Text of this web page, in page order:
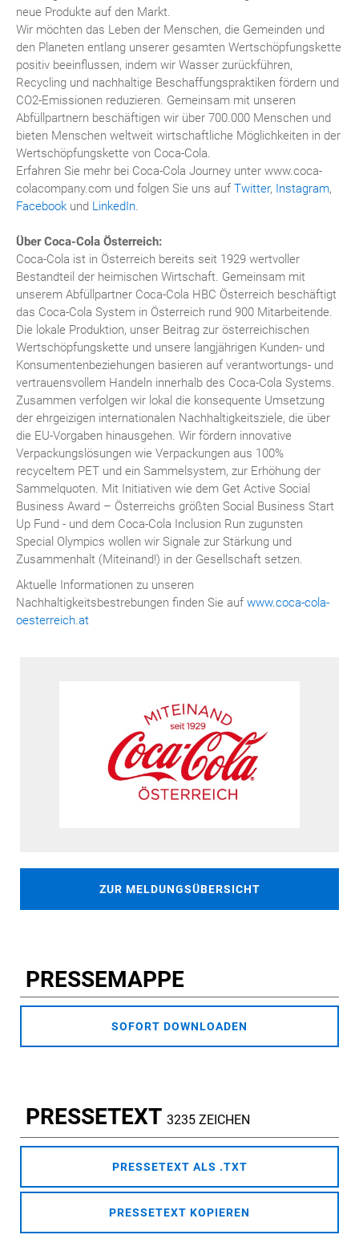
neue Produkte auf den Markt.
Wir möchten das Leben der Menschen, die Gemeinden und
den Planeten entlang unserer gesamten Wertschöpfungskette
positiv beeinflussen, indem wir Wasser zurückführen,
Recycling und nachhaltige Beschaffungspraktiken fördern und
CO2-Emissionen reduzieren. Gemeinsam mit unseren
Abfüllpartnern beschäftigen wir über 700.000 Menschen und
bieten Menschen weltweit wirtschaftliche Möglichkeiten in der
Wertschöpfungskette von Coca-Cola.
Erfahren Sie mehr bei Coca-Cola Journey unter www.coca-
colacompany.com und folgen Sie uns auf Twitter, Instagram,
Facebook und LinkedIn.
Über Coca-Cola Österreich:
Coca-Cola ist in Österreich bereits seit 1929 wertvoller
Bestandteil der heimischen Wirtschaft. Gemeinsam mit
unserem Abfüllpartner Coca-Cola HBC Österreich beschäftigt
das Coca-Cola System in Österreich rund 900 Mitarbeitende.
Die lokale Produktion, unser Beitrag zur österreichischen
Wertschöpfungskette und unsere langjährigen Kunden- und
Konsumentenbeziehungen basieren auf verantwortungs- und
vertrauensvollem Handeln innerhalb des Coca-Cola Systems.
Zusammen verfolgen wir lokal die konsequente Umsetzung
der ehrgeizigen internationalen Nachhaltigkeitsziele, die über
die EU-Vorgaben hinausgehen. Wir fördern innovative
Verpackungslösungen wie Verpackungen aus 100%
recyceltem PET und ein Sammelsystem, zur Erhöhung der
Sammelquoten. Mit Initiativen wie dem Get Active Social
Business Award – Österreichs größten Social Business Start
Up Fund - und dem Coca-Cola Inclusion Run zugunsten
Special Olympics wollen wir Signale zur Stärkung und
Zusammenhalt (Miteinand!) in der Gesellschaft setzen.
Aktuelle Informationen zu unseren
Nachhaltigkeitsbestrebungen finden Sie auf www.coca-cola-
oesterreich.at
ZUR MELDUNGSÜBERSICHT
PRESSEMAPPE
SOFORT DOWNLOADEN
PRESSETEXT 3235 ZEICHEN
PRESSETEXT ALS .TXT
PRESSETEXT KOPIEREN